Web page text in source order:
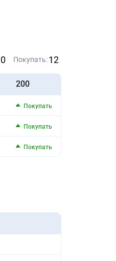
0 Покупать:12
200
Покупать
Покупать
Покупать